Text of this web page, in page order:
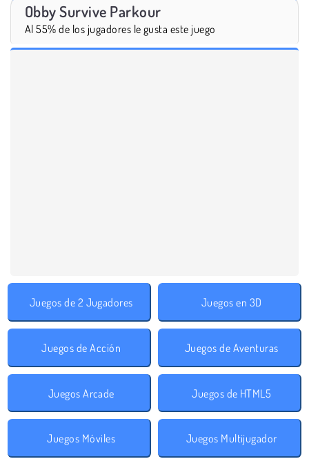
Obby Survive Parkour
Al 55% de los jugadores le gusta este juego
Juegos de 2 Jugadores Juegos en 3D
Juegos de Acción Juegos de Aventuras
Juegos Arcade Juegos de HTML5
Juegos Móviles Juegos Multijugador